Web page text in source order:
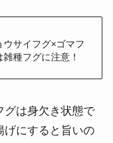
ウサイフグ×ゴマフ
種フグに注意！
グは身欠き状態で
げにすると旨いの